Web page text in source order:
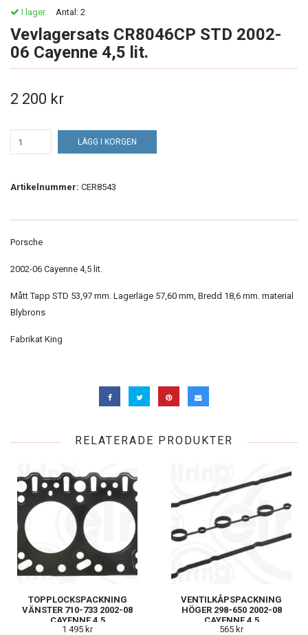
I lager. Antal: 2
Vevlagersats CR8046CP STD 2002-
06 Cayenne 4,5 lit.
2 200 kr
LÄGG I KORGEN
Artikelnummer: CER8543
Porsche
2002-06 Cayenne 4,5 lit.
Mått Tapp STD 53,97 mm. Lagerläge 57,60 mm, Bredd 18,6 mm. material
Blybrons
Fabrikat King
RELATERADE PRODUKTER
TOPPLOCKSPACKNING
VÄNSTER 710-733 2002-08
CAYENNE 4,5
1 495 kr
VENTILKÅPSPACKNING
HÖGER 298-650 2002-08
CAYENNE 4,5
565 kr